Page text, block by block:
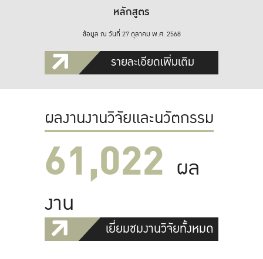
หลักสูตร
ข้อมูล ณ วันที่ 27 ตุลาคม พ.ศ. 2568
รายละเอียดเพิ่มเติม
ผลงานงานวิจัยและนวัตกรรม
61,022 ผล
งาน
เยี่ยมชมงานวิจัยทั้งหมด